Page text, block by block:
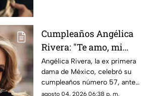
Cumpleaños Angélica
Rivera: "Te amo, mi
Gaviota", uno de los
mensajes a la ex
primera dama
Angélica Rivera, la ex primera
dama de México, celebró su
cumpleaños número 57, ante
esto las muestras de cariño no
agosto 04, 2026 06:38 p. m.